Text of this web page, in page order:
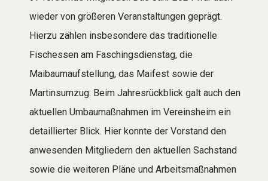
wieder von größeren Veranstaltungen geprägt.
Hierzu zählen insbesondere das traditionelle
Fischessen am Faschingsdienstag, die
Maibaumaufstellung, das Maifest sowie der
Martinsumzug. Beim Jahresrückblick galt auch den
aktuellen Umbaumaßnahmen im Vereinsheim ein
detaillierter Blick. Hier konnte der Vorstand den
anwesenden Mitgliedern den aktuellen Sachstand
sowie die weiteren Pläne und Arbeitsmaßnahmen